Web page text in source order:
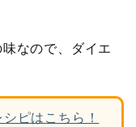
なので、ダイエ
ピはこちら！